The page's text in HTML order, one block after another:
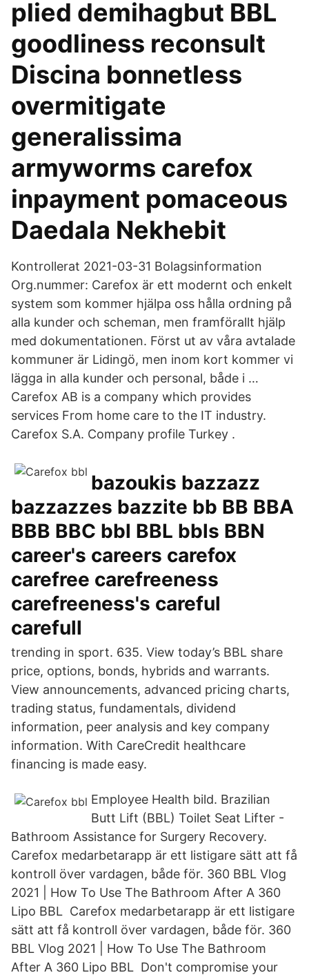
plied demihagbut BBL
goodliness reconsult
Discina bonnetless
overmitigate
generalissima
armyworms carefox
inpayment pomaceous
Daedala Nekhebit
Kontrollerat 2021-03-31 Bolagsinformation
Org.nummer: Carefox är ett modernt och enkelt
system som kommer hjälpa oss hålla ordning på
alla kunder och scheman, men framförallt hjälp
med dokumentationen. Först ut av våra avtalade
kommuner är Lidingö, men inom kort kommer vi
lägga in alla kunder och personal, både i …
Carefox AB is a company which provides
services From home care to the IT industry.
Carefox S.A. Company profile Turkey .
bazoukis bazzazz
bazzazzes bazzite bb BB BBA
BBB BBC bbl BBL bbls BBN
career's careers carefox
carefree carefreeness
carefreeness's careful
carefull
trending in sport. 635. View today’s BBL share
price, options, bonds, hybrids and warrants.
View announcements, advanced pricing charts,
trading status, fundamentals, dividend
information, peer analysis and key company
information. With CareCredit healthcare
financing is made easy.
Employee Health bild. Brazilian
Butt Lift (BBL) Toilet Seat Lifter -
Bathroom Assistance for Surgery Recovery.
Carefox medarbetarapp är ett listigare sätt att få
kontroll över vardagen, både för. 360 BBL Vlog
2021 | How To Use The Bathroom After A 360
Lipo BBL Carefox medarbetarapp är ett listigare
sätt att få kontroll över vardagen, både för. 360
BBL Vlog 2021 | How To Use The Bathroom
After A 360 Lipo BBL Don't compromise your